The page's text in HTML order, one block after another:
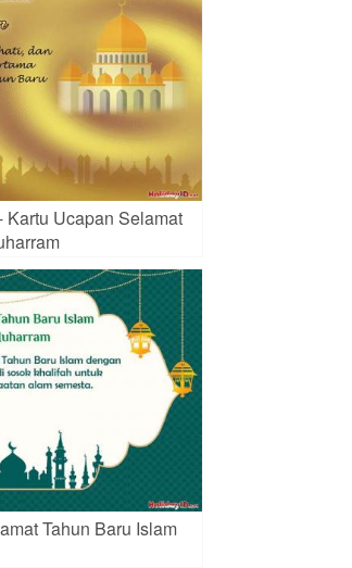
Kartu Ucapan Selamat
Tahun Baru Islam